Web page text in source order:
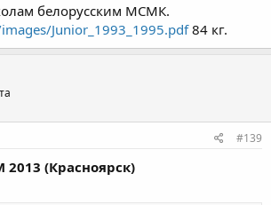
белорусским МСМК.
Junior_1993_1995.pdf84 кг.
#139
(Красноярск)